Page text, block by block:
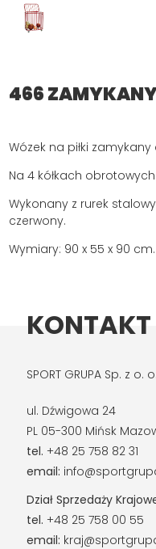
466
Wózek na piłki
Na 4 kółkach obrotowych.
Wykonany z rurek
czerwony.
Wymiary: 90 x 55 x 90 cm.
KONTAKT
SPORT GRUPA Sp. z o. o.
ul. Dźwigowa 24
PL 05-300 Mińsk
tel. +48 25 758 82 31
email:
Dział Sprzedaży
tel. +48 25 758 00 55
email: